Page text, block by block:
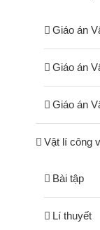
Giáo án
Giáo án
Giáo án
Vật lí công
Bài tập
Lí thuyết